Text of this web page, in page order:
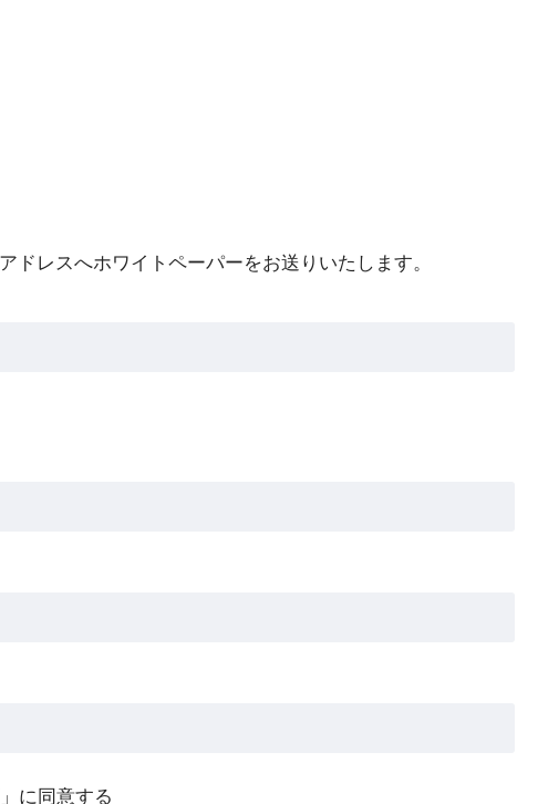
レスへホワイトペーパーをお送りいたします。
に同意する